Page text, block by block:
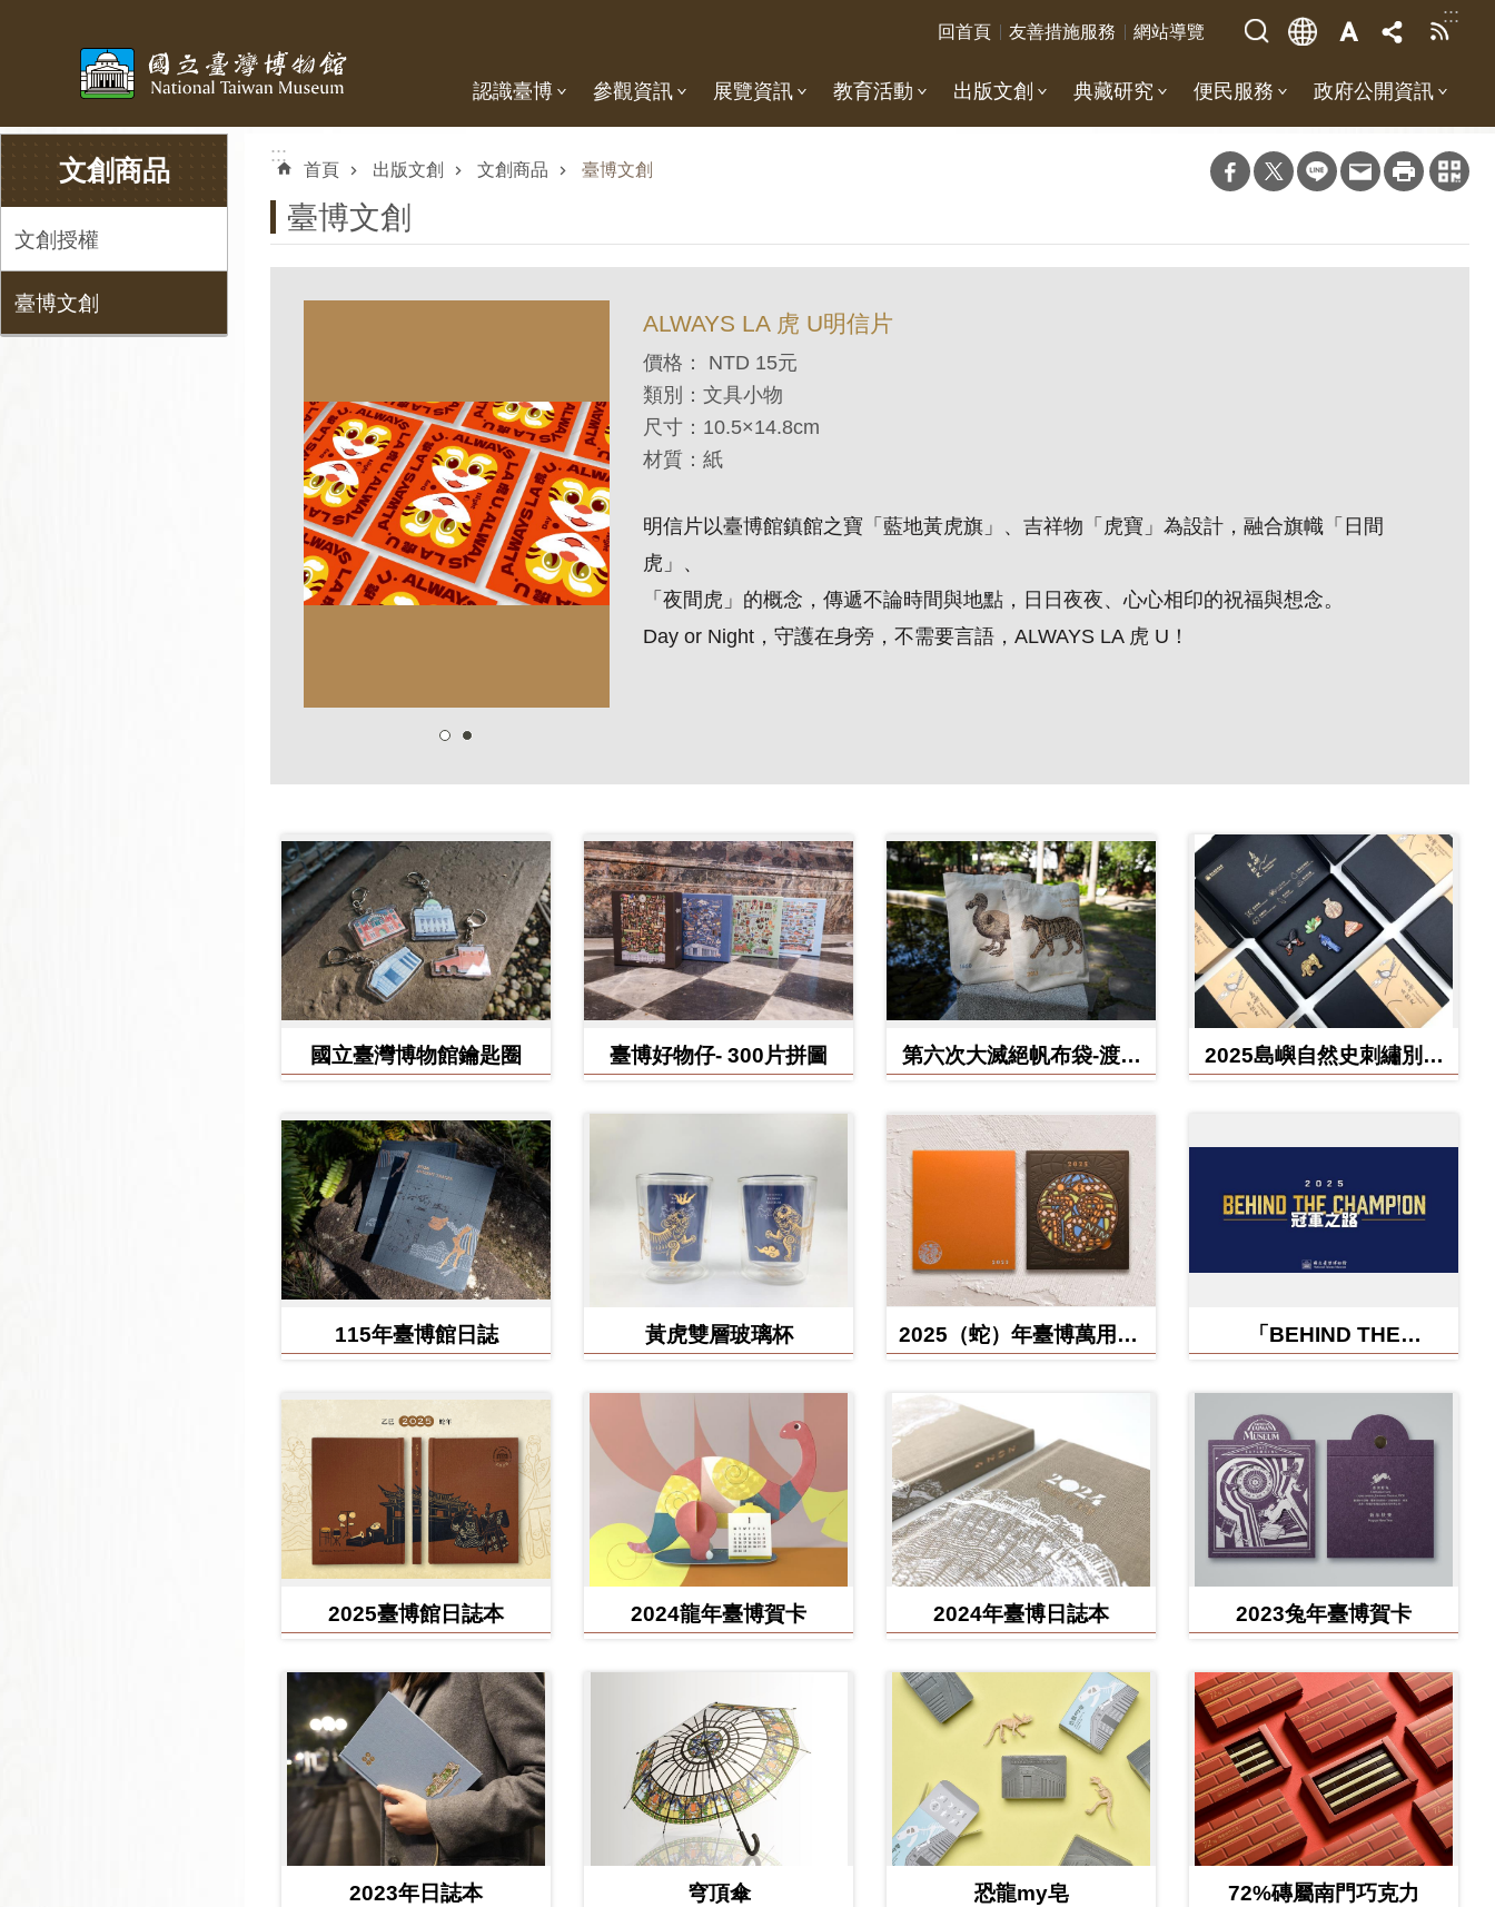
:::
回首頁 友善措施服務 網站導覽
認識臺博 參觀資訊 展覽資訊 教育活動 出版文創 典藏研究 便民服務 政府公開資訊
文創商品
文創授權
臺博文創
:::
首頁 出版文創 文創商品 臺博文創
臺博文創
ALWAYS LA 虎 U明信片
價格： NTD 15元
類別：文具小物
尺寸： 10.5×14.8cm
材質：紙
明信片以臺博館鎮館之寶「藍地黃虎旗」、吉祥物「虎寶」為設計，融合旗幟「日間
虎」、
「夜間虎」的概念，傳遞不論時間與地點，日日夜夜、心心相印的祝福與想念。
Day or Night，守護在身旁，不需要言語，ALWAYS LA 虎 U！
國立臺灣博物館鑰匙圈 臺博好物仔- 300片拼圖
第六次大滅絕帆布袋-渡渡
牛
2025島嶼自然史刺繡別針
115年臺博館日誌 黃虎雙層玻璃杯
2025（蛇）年臺博萬用卡-
「BEHIND THE
展」紀念信封
2025臺博館日誌本 2024龍年臺博賀卡 2024年臺博日誌本 2023兔年臺博賀卡
2023年日誌本 穹頂傘 恐龍my皂 72%磚屬南門巧克力